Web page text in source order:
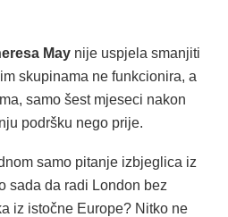
May nije uspjela smanjiti
skupinama ne funkcionira, a
samo šest mjeseci nakon
podršku nego prije.
samo pitanje izbjeglica iz
sada da radi London bez
iz istočne Europe? Nitko ne